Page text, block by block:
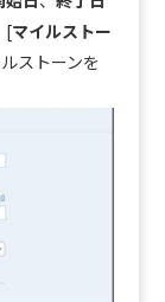
[マイルストー
ストーンを